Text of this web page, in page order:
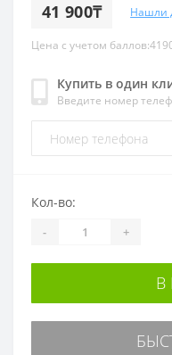
41 900₸ Нашли
Цена с учетом
Купить в один
Введите номер
Кол-во:
- +
В